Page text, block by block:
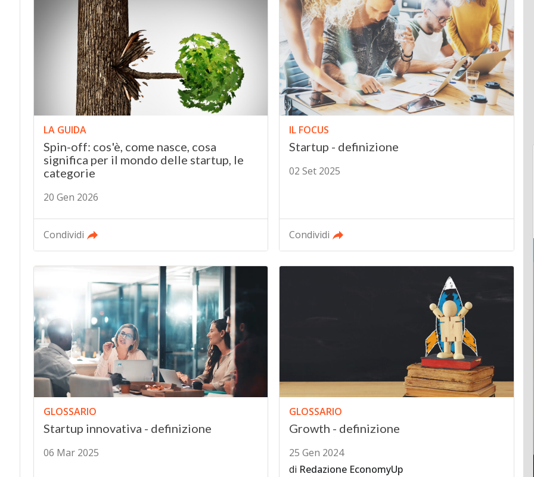
LA GUIDA
Spin-off: cos'è, come nasce, cosa
significa per il mondo delle startup, le
categorie
20 Gen 2026
Condividi
IL FOCUS
Startup - definizione
02 Set 2025
Condividi
GLOSSARIO
Startup innovativa - definizione
06 Mar 2025
GLOSSARIO
Growth - definizione
25 Gen 2024
di Redazione EconomyUp